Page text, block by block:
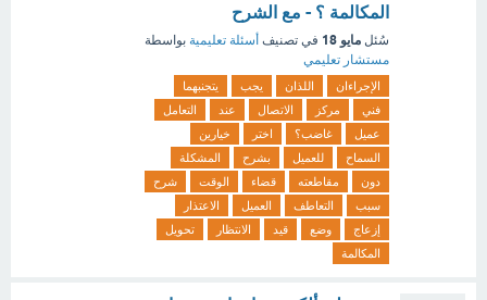
المكالمة ؟ - مع الشرح
سُئل مايو 18 في تصنيف أسئلة تعليمية بواسطة
مستشار تعليمي
الإجراءان اللذان يجب
يتجنبهما
فني
مركز الاتصال عند
التعامل
عميل
غاضب؟ اختر
خيارين
السماح
للعميل بشرح
المشكلة
دون
مقاطعته قضاء الوقت
شرح
سبب
التعاطف العميل
الاعتذار
إزعاج
وضع قيد الانتظار
تحويل
المكالمة